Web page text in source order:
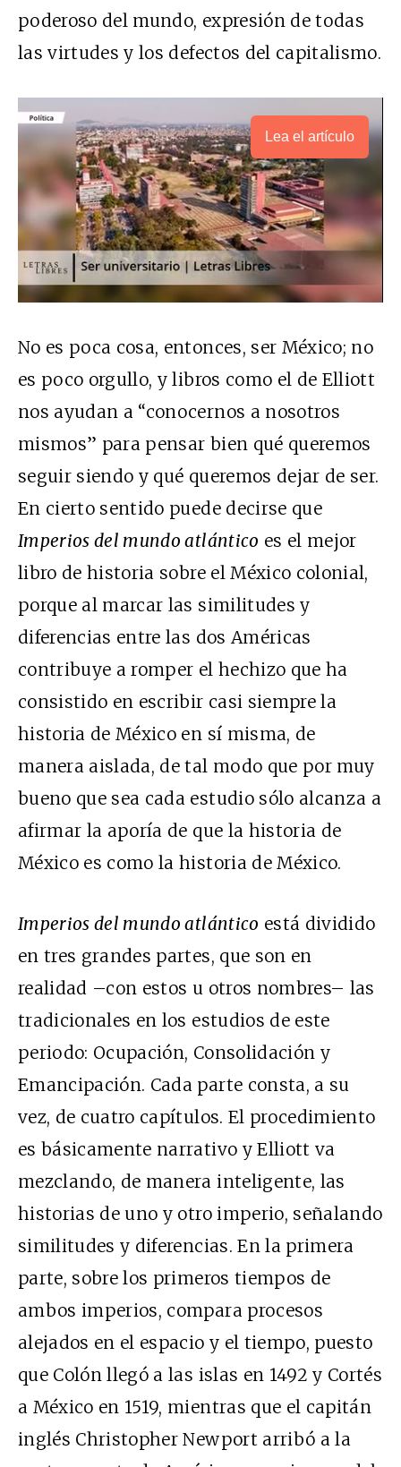
poderoso del mundo, expresión de todas
las virtudes y los defectos del capitalismo.
Lea el artículo
No es poca cosa, entonces, ser México; no
es poco orgullo, y libros como el de Elliott
nos ayudan a “conocernos a nosotros
mismos” para pensar bien qué queremos
seguir siendo y qué queremos dejar de ser.
En cierto sentido puede decirse que
Imperios del mundo atlántico es el mejor
libro de historia sobre el México colonial,
porque al marcar las similitudes y
diferencias entre las dos Américas
contribuye a romper el hechizo que ha
consistido en escribir casi siempre la
historia de México en sí misma, de
manera aislada, de tal modo que por muy
bueno que sea cada estudio sólo alcanza a
afirmar la aporía de que la historia de
México es como la historia de México.
Imperios del mundo atlántico está dividido
en tres grandes partes, que son en
realidad –con estos u otros nombres– las
tradicionales en los estudios de este
periodo: Ocupación, Consolidación y
Emancipación. Cada parte consta, a su
vez, de cuatro capítulos. El procedimiento
es básicamente narrativo y Elliott va
mezclando, de manera inteligente, las
historias de uno y otro imperio, señalando
similitudes y diferencias. En la primera
parte, sobre los primeros tiempos de
ambos imperios, compara procesos
alejados en el espacio y el tiempo, puesto
que Colón llegó a las islas en 1492 y Cortés
a México en 1519, mientras que el capitán
inglés Christopher Newport arribó a la